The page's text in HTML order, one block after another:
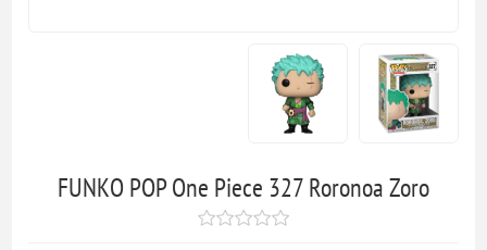
FUNKO POP One Piece 327 Roronoa Zoro